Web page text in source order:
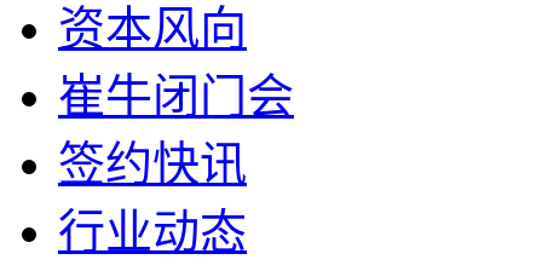
资本风向
崔牛闭门会
签约快讯
行业动态